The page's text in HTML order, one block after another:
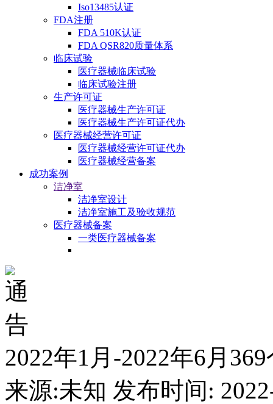
Iso13485认证
FDA注册
FDA 510K认证
FDA QSR820质量体系
临床试验
医疗器械临床试验
临床试验注册
生产许可证
医疗器械生产许可证
医疗器械生产许可证代办
医疗器械经营许可证
医疗器械经营许可证代办
医疗器械经营备案
成功案例
洁净室
洁净室设计
洁净室施工及验收规范
医疗器械备案
一类医疗器械备案
2022年1月-2022年6月
来源:未知 发布时间: